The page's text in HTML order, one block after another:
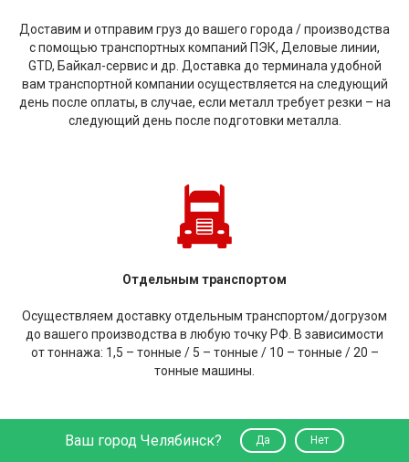
Доставим и отправим груз до вашего города / производства
с помощью транспортных компаний ПЭК, Деловые линии,
GTD, Байкал-сервис и др. Доставка до терминала удобной
вам транспортной компании осуществляется на следующий
день после оплаты, в случае, если металл требует резки – на
следующий день после подготовки металла.
Отдельным транспортом
Осуществляем доставку отдельным транспортом/догрузом
до вашего производства в любую точку РФ. В зависимости
от тоннажа: 1,5 – тонные / 5 – тонные / 10 – тонные / 20 –
тонные машины.
Ваш город Челябинск? Да Нет